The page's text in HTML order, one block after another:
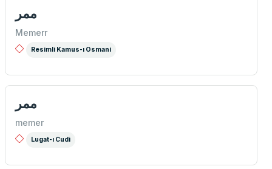
ممر
Memerr
Resimli Kamus-ı Osmani
ممر
memer
Lugat-ı Cudi